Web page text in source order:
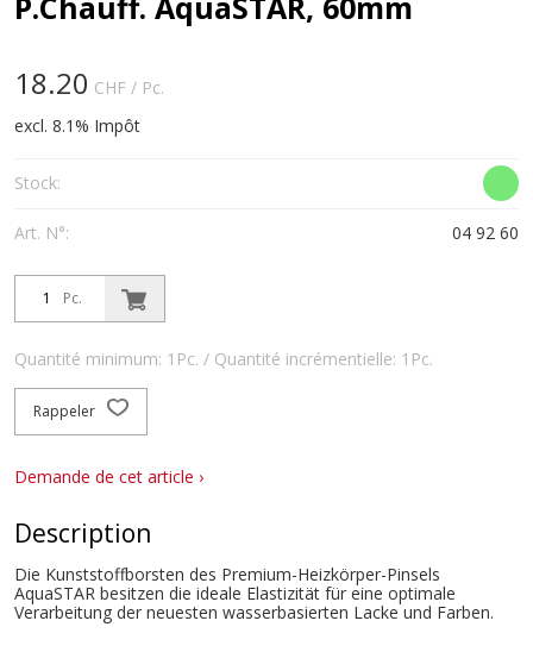
18.20 CHF / Pc.
excl. 8.1% Impôt
Stock:
Art. N°: 04 92 60
Pc.
Quantité minimum: 1Pc. / Quantité incrémentielle: 1Pc.
Rappeler
Demande de cet article ›
Description
Die Kunststoffborsten des Premium-Heizkörper-Pinsels
AquaSTAR besitzen die ideale Elastizität für eine optimale
Verarbeitung der neuesten wasserbasierten Lacke und Farben.